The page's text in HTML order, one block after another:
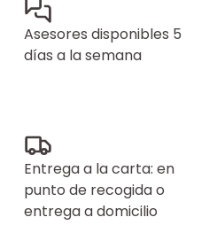
Asesores disponibles 5
días a la semana
Entrega a la carta: en
punto de recogida o
entrega a domicilio